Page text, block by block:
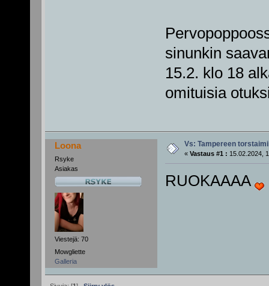
sinunkin
15.2. klo 18
omituisia
Loona
Rsyke
Asiakas
Viestejä: 70
Mowgliette
Galleria
Vs: Tampereen
« Vastaus #1 : 15.02.2024,
RUOKAAAA